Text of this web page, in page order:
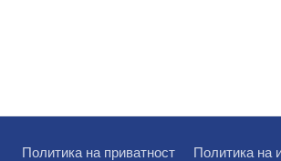
Политика на приватност
Политика на